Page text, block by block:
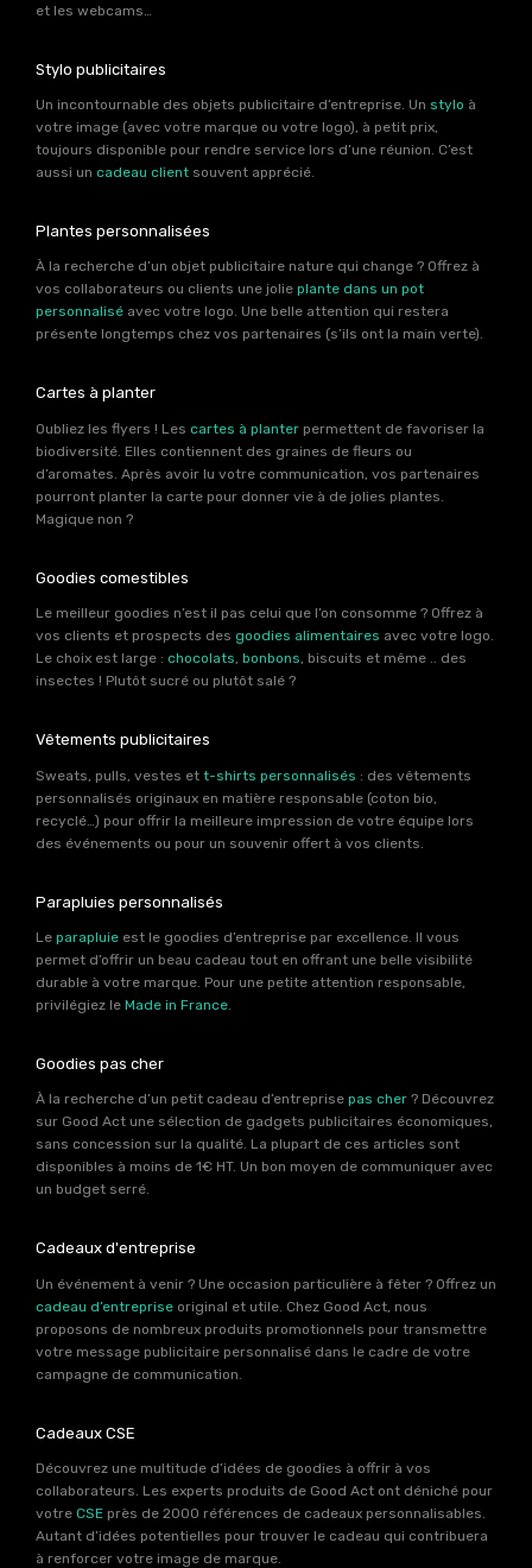
et les webcams…
Stylo publicitaires
Un incontournable des objets publicitaire d’entreprise. Un stylo à
votre image (avec votre marque ou votre logo), à petit prix,
toujours disponible pour rendre service lors d’une réunion. C’est
aussi un cadeau client souvent apprécié.
Plantes personnalisées
À la recherche d’un objet publicitaire nature qui change ? Offrez à
vos collaborateurs ou clients une jolie plante dans un pot
personnalisé avec votre logo. Une belle attention qui restera
présente longtemps chez vos partenaires (s’ils ont la main verte).
Cartes à planter
Oubliez les flyers ! Les cartes à planter permettent de favoriser la
biodiversité. Elles contiennent des graines de fleurs ou
d’aromates. Après avoir lu votre communication, vos partenaires
pourront planter la carte pour donner vie à de jolies plantes.
Magique non ?
Goodies comestibles
Le meilleur goodies n’est il pas celui que l’on consomme ? Offrez à
vos clients et prospects des goodies alimentaires avec votre logo.
Le choix est large : chocolats, bonbons, biscuits et même .. des
insectes ! Plutôt sucré ou plutôt salé ?
Vêtements publicitaires
Sweats, pulls, vestes et t-shirts personnalisés : des vêtements
personnalisés originaux en matière responsable (coton bio,
recyclé…) pour offrir la meilleure impression de votre équipe lors
des événements ou pour un souvenir offert à vos clients.
Parapluies personnalisés
Le parapluie est le goodies d’entreprise par excellence. Il vous
permet d’offrir un beau cadeau tout en offrant une belle visibilité
durable à votre marque. Pour une petite attention responsable,
privilégiez le Made in France.
Goodies pas cher
À la recherche d’un petit cadeau d’entreprise pas cher ? Découvrez
sur Good Act une sélection de gadgets publicitaires économiques,
sans concession sur la qualité. La plupart de ces articles sont
disponibles à moins de 1€ HT. Un bon moyen de communiquer avec
un budget serré.
Cadeaux d'entreprise
Un événement à venir ? Une occasion particulière à fêter ? Offrez un
cadeau d’entreprise original et utile. Chez Good Act, nous
proposons de nombreux produits promotionnels pour transmettre
votre message publicitaire personnalisé dans le cadre de votre
campagne de communication.
Cadeaux CSE
Découvrez une multitude d’idées de goodies à offrir à vos
collaborateurs. Les experts produits de Good Act ont déniché pour
votre CSE près de 2000 références de cadeaux personnalisables.
Autant d’idées potentielles pour trouver le cadeau qui contribuera
à renforcer votre image de marque.